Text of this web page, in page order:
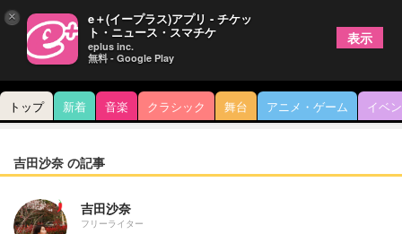
トップ 新着 音楽 クラシック 舞台 アニメ・ゲーム イベ
吉田沙奈 の記事
吉田沙奈
フリーライター
× e＋(イープラス)アプリ - チケッ
ト・ニュース・スマチケ
eplus inc.
無料 - Google Play
表示